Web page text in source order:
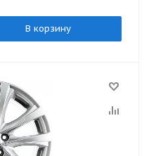
В корзину